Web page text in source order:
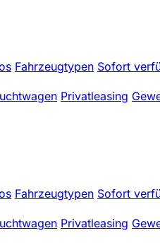
Fahrzeugtypen Sofort
Privatleasing
Fahrzeugtypen Sofort
Privatleasing